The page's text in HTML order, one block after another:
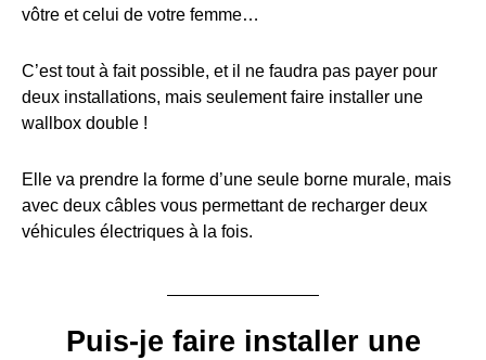
vôtre et celui de votre femme…
C’est tout à fait possible, et il ne faudra pas payer pour
deux installations, mais seulement faire installer une
wallbox double !
Elle va prendre la forme d’une seule borne murale, mais
avec deux câbles vous permettant de recharger deux
véhicules électriques à la fois.
Puis-je faire installer une